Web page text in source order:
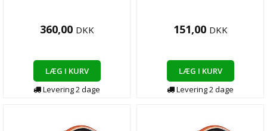
360,00 DKK
LÆG I KURV
Levering2dage
151,00 DKK
LÆG I KURV
Levering2dage